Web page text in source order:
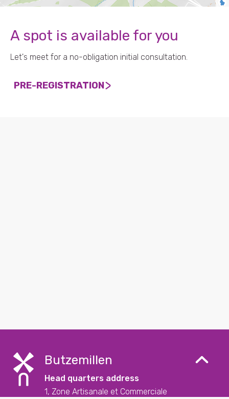
A spot is available for you
Let's meet for a no-obligation initial consultation.
PRE-REGISTRATION
Butzemillen
Head quarters address
1, Zone Artisanale et Commerciale